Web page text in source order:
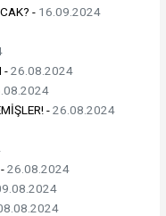
- 16.09.2024
-26.08.2024
-26.08.2024
26.08.2024